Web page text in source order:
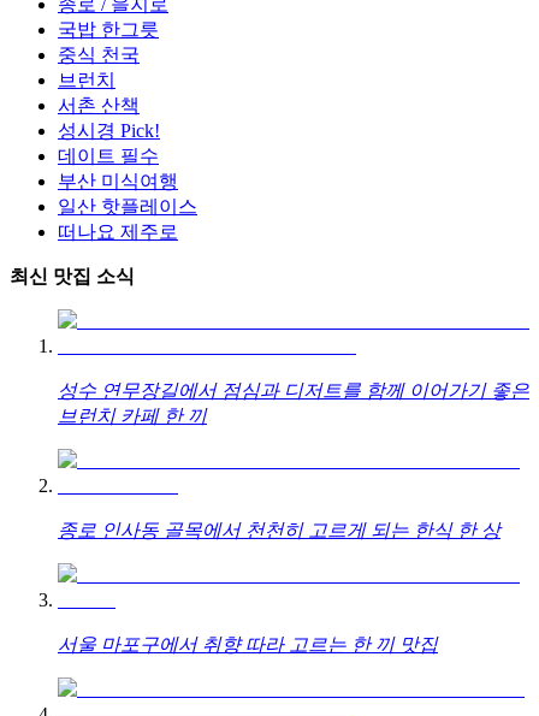
국밥 한그릇
중식 천국
브런치
서촌 산책
성시경 Pick!
데이트 필수
부산 미식여행
일산 핫플레이스
떠나요 제주로
최신 맛집 소식
성수 연무장길에서 점심과 디저트를 함께 이어가기 좋은
브런치 카페 한 끼
종로 인사동 골목에서 천천히 고르게 되는 한식 한 상
서울 마포구에서 취향 따라 고르는 한 끼 맛집